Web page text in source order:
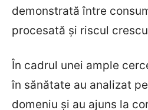
demonstrată între
procesată și riscul
În cadrul unei ample
în sănătate au analizat
domeniu și au ajuns la